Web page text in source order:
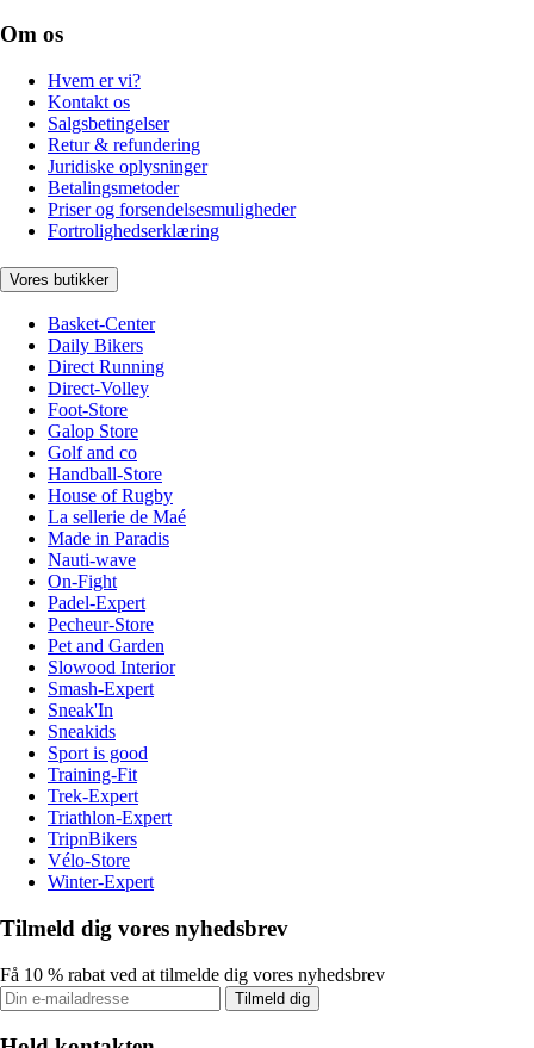
Om os
Hvem er vi?
Kontakt os
Salgsbetingelser
Retur & refundering
Juridiske oplysninger
Betalingsmetoder
Priser og forsendelsesmuligheder
Fortrolighedserklæring
Vores butikker
Basket-Center
Daily Bikers
Direct Running
Direct-Volley
Foot-Store
Galop Store
Golf and co
Handball-Store
House of Rugby
La sellerie de Maé
Made in Paradis
Nauti-wave
On-Fight
Padel-Expert
Pecheur-Store
Pet and Garden
Slowood Interior
Smash-Expert
Sneak'In
Sneakids
Sport is good
Training-Fit
Trek-Expert
Triathlon-Expert
TripnBikers
Vélo-Store
Winter-Expert
Tilmeld dig vores nyhedsbrev
Få 10 % rabat ved at tilmelde dig vores nyhedsbrev
Tilmeld dig